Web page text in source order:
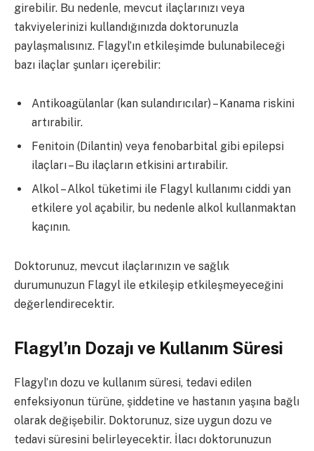
girebilir. Bu nedenle, mevcut ilaçlarınızı veya
takviyelerinizi kullandığınızda doktorunuzla
paylaşmalısınız. Flagyl’ın etkileşimde bulunabileceği
bazı ilaçlar şunları içerebilir:
Antikoagülanlar (kan sulandırıcılar) – Kanama riskini
artırabilir.
Fenitoin (Dilantin) veya fenobarbital gibi epilepsi
ilaçları – Bu ilaçların etkisini artırabilir.
Alkol – Alkol tüketimi ile Flagyl kullanımı ciddi yan
etkilere yol açabilir, bu nedenle alkol kullanmaktan
kaçının.
Doktorunuz, mevcut ilaçlarınızın ve sağlık
durumunuzun Flagyl ile etkileşip etkileşmeyeceğini
değerlendirecektir.
Flagyl’ın Dozajı ve Kullanım Süresi
Flagyl’ın dozu ve kullanım süresi, tedavi edilen
enfeksiyonun türüne, şiddetine ve hastanın yaşına bağlı
olarak değişebilir. Doktorunuz, size uygun dozu ve
tedavi süresini belirleyecektir. İlacı doktorunuzun